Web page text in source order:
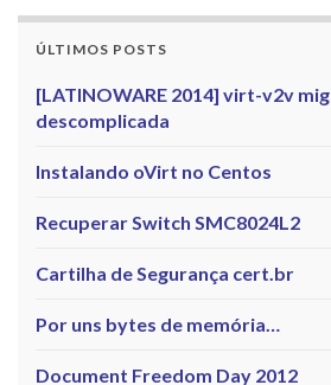
ÚLTIMOS POSTS
[LATINOWARE 2014] virt-v2v
descomplicada
Instalando oVirt no Centos
Recuperar Switch SMC8024L2
Cartilha de Segurança cert.br
Por uns bytes de memória…
Document Freedom Day 2012